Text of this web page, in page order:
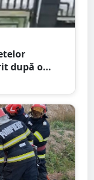
după o